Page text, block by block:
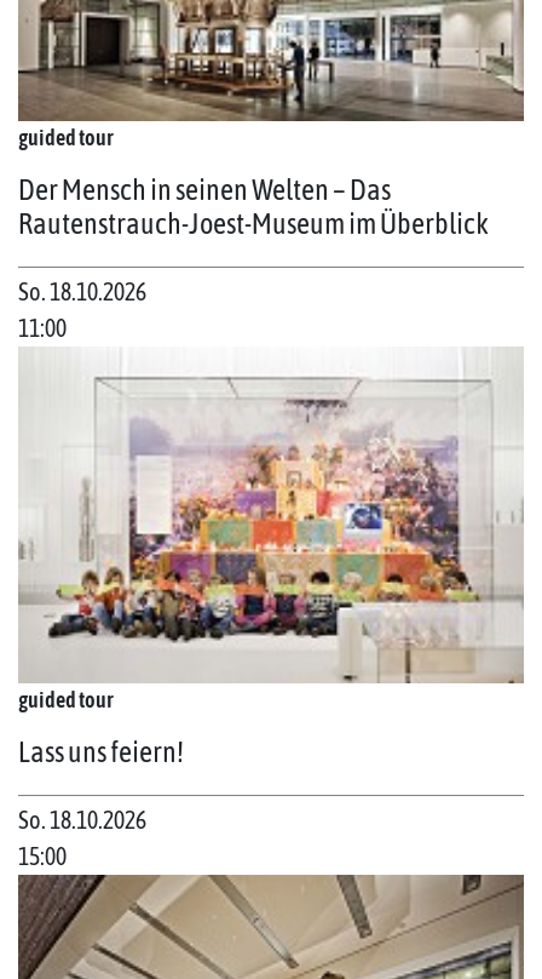
guided tour
Der Mensch in seinen Welten – Das
Rautenstrauch-Joest-Museum im Überblick
So. 18.10.2026
11:00
guided tour
Lass uns feiern!
So. 18.10.2026
15:00